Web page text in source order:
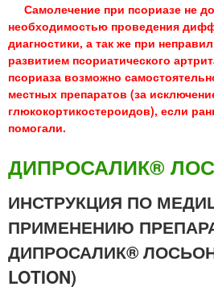
Самолечение при псориазе не
необходимостью проведения
диагностики, а так же при
развитием псориатического
псориаза возможно
местных препаратов (за
глюкокортикостероидов), если
помогали.
ДИПРОСАЛИК®
ИНСТРУКЦИЯ ПО
ПРИМЕНЕНИЮ
ДИПРОСАЛИК® ЛОСЬОН
LOTION)